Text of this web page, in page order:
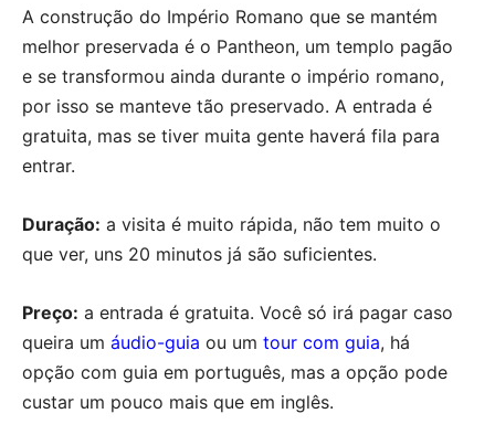
A construção do Império Romano que se mantém
melhor preservada é o Pantheon, um templo pagão
e se transformou ainda durante o império romano,
por isso se manteve tão preservado. A entrada é
gratuita, mas se tiver muita gente haverá fila para
entrar.
Duração: a visita é muito rápida, não tem muito o
que ver, uns 20 minutos já são suficientes.
Preço: a entrada é gratuita. Você só irá pagar caso
queira um áudio-guia ou um tour com guia, há
opção com guia em português, mas a opção pode
custar um pouco mais que em inglês.